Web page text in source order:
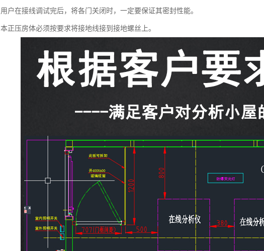
用户在接线调试完后，将各门关闭时，一定要保证其密封性能。
本正压房体必须按要求将接地线接到接地螺丝上。